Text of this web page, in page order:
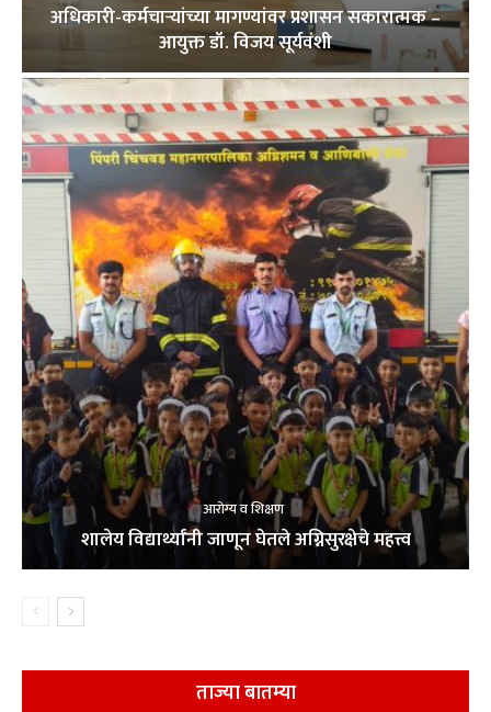
अधिकारी-कर्मचाऱ्यांच्या मागण्यांवर प्रशासन सकारात्मक –
आयुक्त डॉ. विजय सूर्यवंशी
आरोग्य व शिक्षण
शालेय विद्यार्थ्यांनी जाणून घेतले अग्निसुरक्षेचे महत्त्व
ताज्या बातम्या